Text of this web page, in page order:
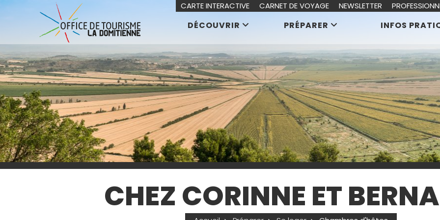
CHEZ CORINNE ET
DÉCOUVRIR PRÉPARER INFOS
CARTE INTERACTIVE CARNET DE VOYAGE NEWSLETTER